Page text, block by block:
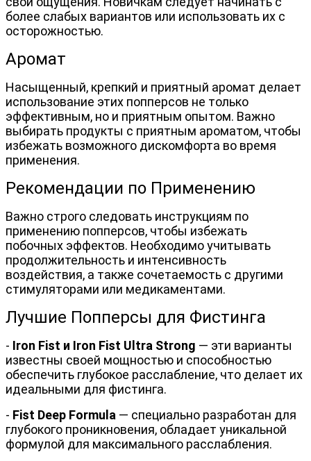
более слабых вариантов или использовать их с
осторожностью.
Аромат
Насыщенный, крепкий и приятный аромат делает
использование этих попперсов не только
эффективным, но и приятным опытом. Важно
выбирать продукты с приятным ароматом, чтобы
избежать возможного дискомфорта во время
применения.
Рекомендации по Применению
Важно строго следовать инструкциям по
применению попперсов, чтобы избежать
побочных эффектов. Необходимо учитывать
продолжительность и интенсивность
воздействия, а также сочетаемость с другими
стимуляторами или медикаментами.
Лучшие Попперсы для Фистинга
- Iron Fist и Iron Fist Ultra Strong — эти варианты
известны своей мощностью и способностью
обеспечить глубокое расслабление, что делает их
идеальными для фистинга.
- Fist Deep Formula — специально разработан для
глубокого проникновения, обладает уникальной
формулой для максимального расслабления.